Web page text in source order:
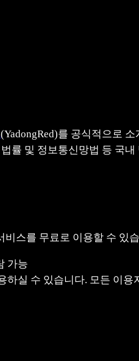
(YadongRed)를 공식적으로
률 및 정보통신망법 등 국
스를 무료로 이용할 수 있
가능
실 수 있습니다. 모든 이